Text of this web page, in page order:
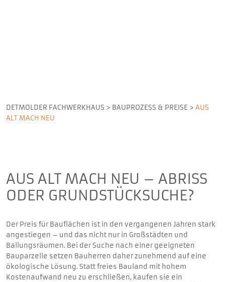
DETMOLDER FACHWERKHAUS > BAUPROZESS & PREISE > AUS
ALT MACH NEU
AUS ALT MACH NEU – ABRISS
ODER GRUNDSTÜCKSUCHE?
Der Preis für Bauflächen ist in den vergangenen Jahren stark
angestiegen – und das nicht nur in Großstädten und
Ballungsräumen. Bei der Suche nach einer geeigneten
Bauparzelle setzen Bauherren daher zunehmend auf eine
ökologische Lösung. Statt freies Bauland mit hohem
Kostenaufwand neu zu erschließen, kaufen sie ein